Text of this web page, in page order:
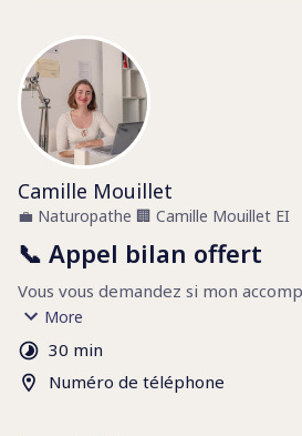
Camille Mouillet
💼 Naturopathe 🏢 Camille Mouillet EI
📞 Appel bilan offert
Vous vous demandez si mon
vous aider à atteindre vos objectifs
hormonale, équilibre au quotidien) ?
Cet échange est l’occasion de faire
More
30 min
Numéro de téléphone